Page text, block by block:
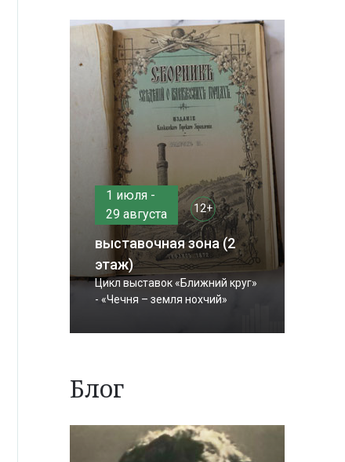
1 июля -
29 августа
12+
выставочная зона (2
этаж)
Цикл выставок «Ближний круг»
- «Чечня – земля нохчий»
Блог